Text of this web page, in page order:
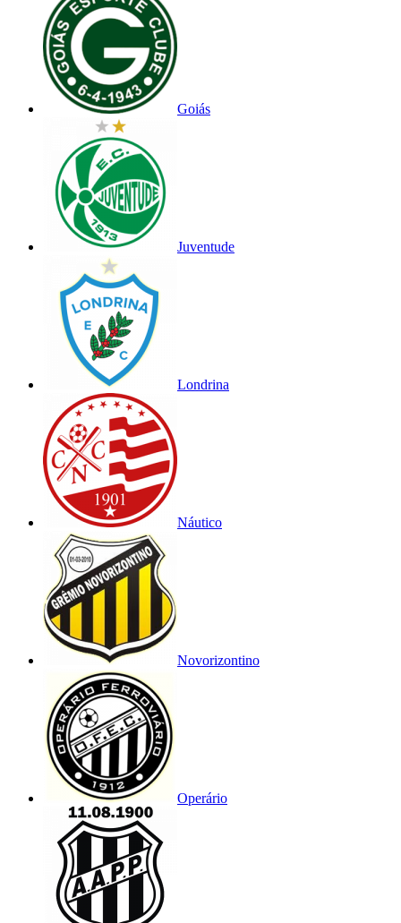
Goiás
Juventude
Londrina
Náutico
Novorizontino
Operário